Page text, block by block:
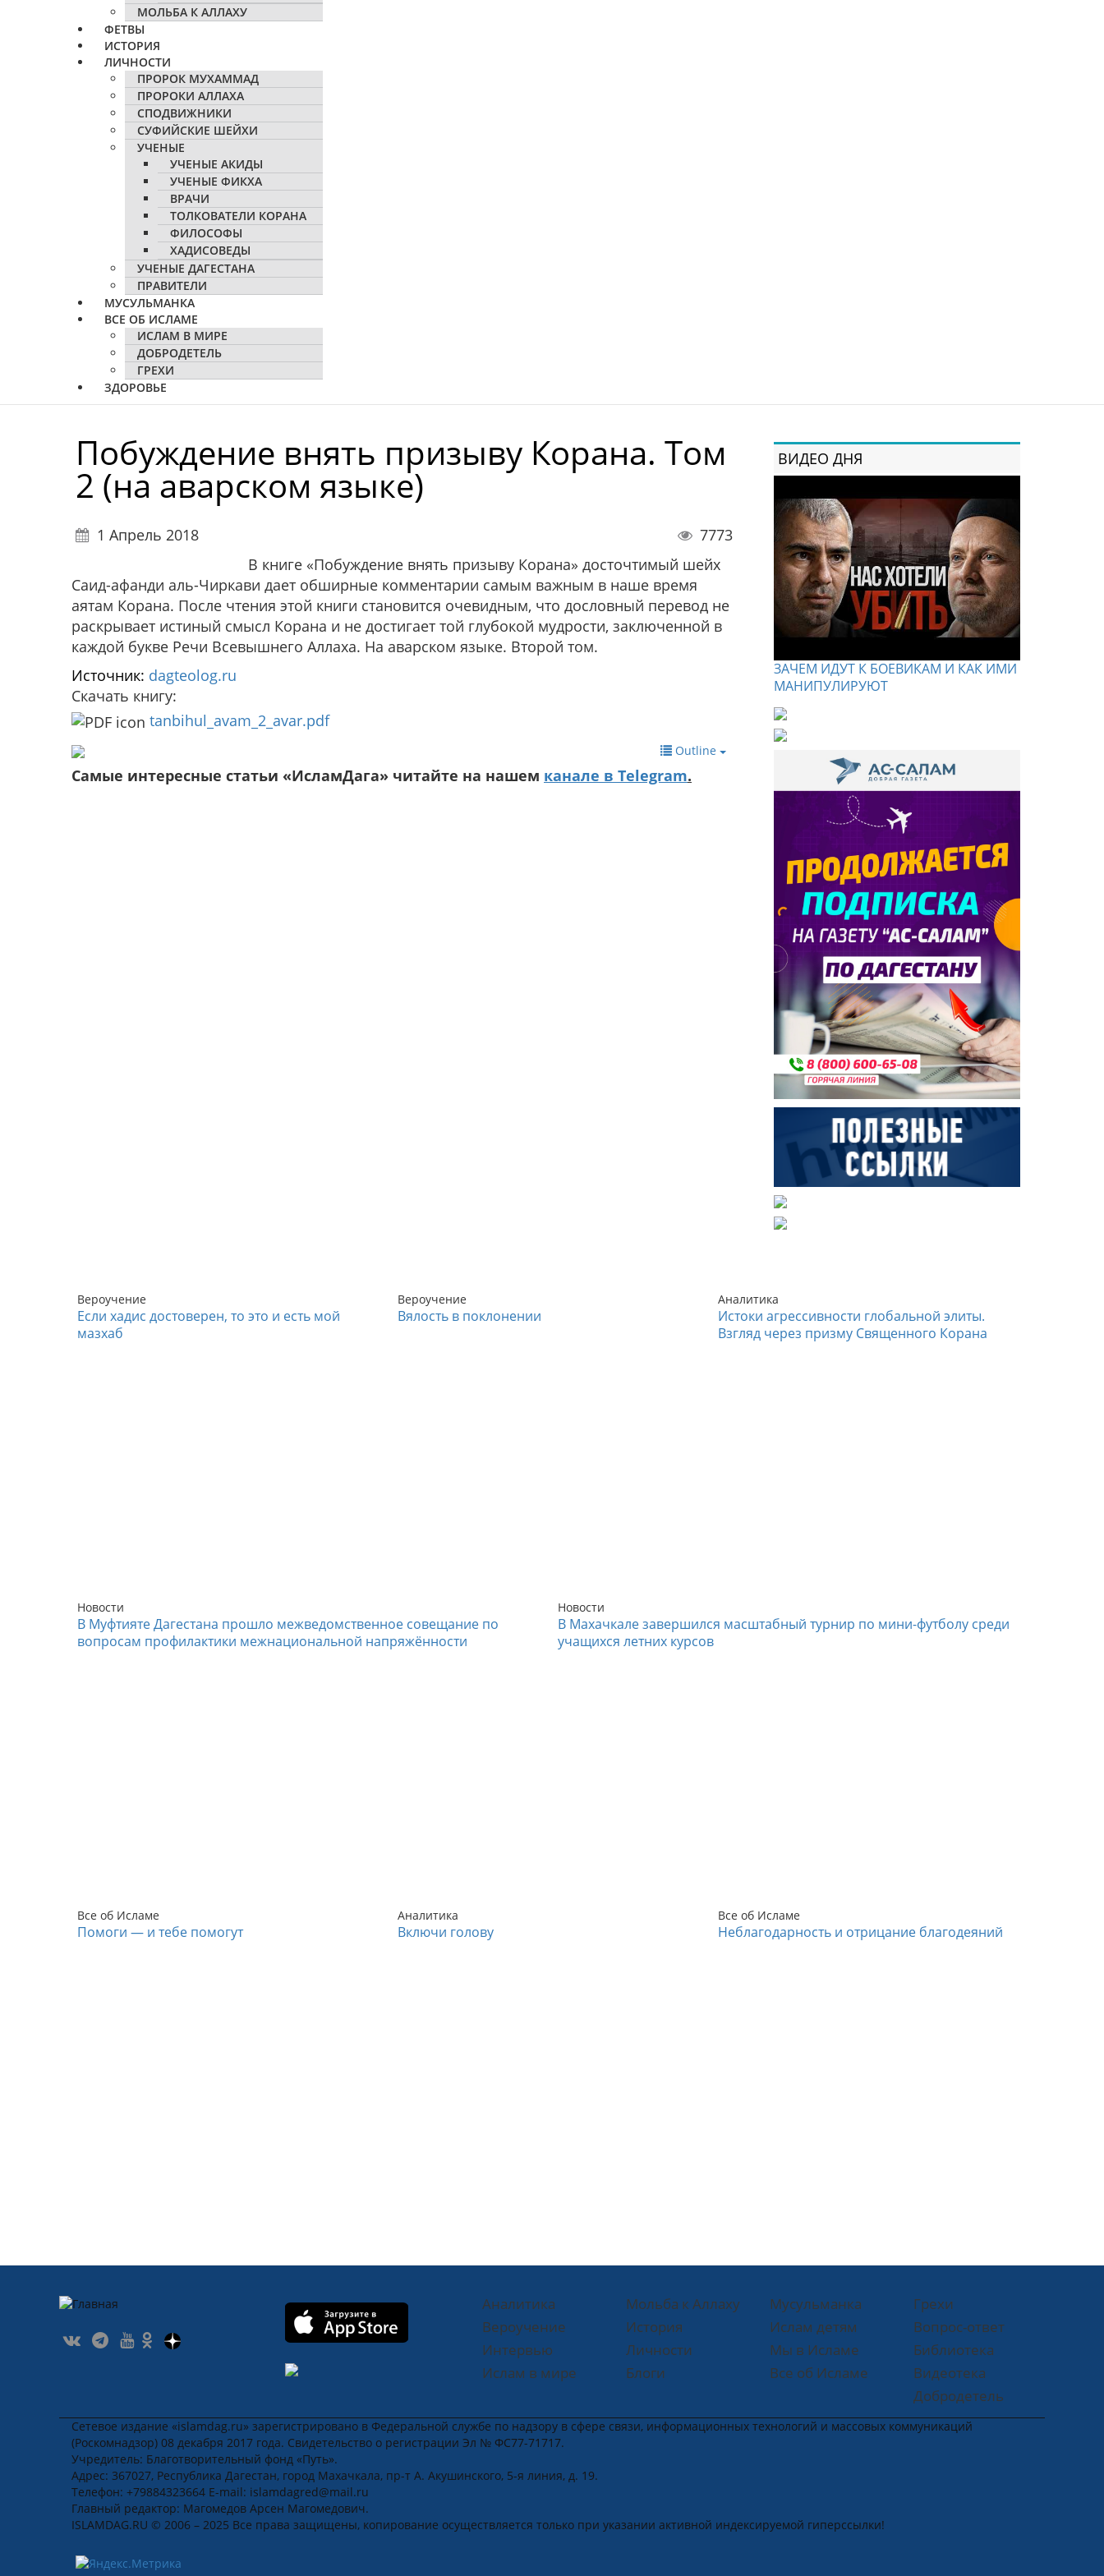
МОЛЬБА К АЛЛАХУ
ФЕТВЫ
ИСТОРИЯ
ЛИЧНОСТИ
ПРОРОК МУХАММАД
ПРОРОКИ АЛЛАХА
СПОДВИЖНИКИ
СУФИЙСКИЕ ШЕЙХИ
УЧЕНЫЕ
УЧЕНЫЕ АКИДЫ
УЧЕНЫЕ ФИКХА
ВРАЧИ
ТОЛКОВАТЕЛИ КОРАНА
ФИЛОСОФЫ
ХАДИСОВЕДЫ
УЧЕНЫЕ ДАГЕСТАНА
ПРАВИТЕЛИ
МУСУЛЬМАНКА
ВСЕ ОБ ИСЛАМЕ
ИСЛАМ В МИРЕ
ДОБРОДЕТЕЛЬ
ГРЕХИ
ЗДОРОВЬЕ
Побуждение внять призыву Корана. Том
2 (на аварском языке)
1 Апрель 2018
7773
В книге «Побуждение внять призыву Корана» досточтимый шейх
Саид-афанди аль-Чиркави дает обширные комментарии самым важным в наше время
аятам Корана. После чтения этой книги становится очевидным, что дословный перевод не
раскрывает истиный смысл Корана и не достигает той глубокой мудрости, заключенной в
каждой букве Речи Всевышнего Аллаха. На аварском языке. Второй том.
Источник: dagteolog.ru
Скачать книгу:
tanbihul_avam_2_avar.pdf
Outline
Самые интересные статьи «ИсламДага» читайте на нашем канале в Telegram.
ВИДЕО ДНЯ
ЗАЧЕМ ИДУТ К БОЕВИКАМ И КАК ИМИ
МАНИПУЛИРУЮТ
Вероучение
Если хадис достоверен, то это и есть мой
мазхаб
Вероучение
Вялость в поклонении
Аналитика
Истоки агрессивности глобальной элиты.
Взгляд через призму Священного Корана
Новости
В Муфтияте Дагестана прошло межведомственное совещание по
вопросам профилактики межнациональной напряжённости
Новости
В Махачкале завершился масштабный турнир по мини-футболу среди
учащихся летних курсов
Все об Исламе
Помоги — и тебе помогут
Аналитика
Включи голову
Все об Исламе
Неблагодарность и отрицание благодеяний
Аналитика
Вероучение
Интервью
Ислам в мире
Мольба к Аллаху
История
Личности
Блоги
Мусульманка
Ислам детям
Мы в Исламе
Все об Исламе
Грехи
Вопрос-ответ
Библиотека
Видеотека
Добродетель
Сетевое издание «islamdag.ru» зарегистрировано в Федеральной службе по надзору в сфере связи, информационных технологий и массовых коммуникаций
(Роскомнадзор) 08 декабря 2017 года. Свидетельство о регистрации Эл № ФС77-71717.
Учредитель: Благотворительный фонд «Путь».
Адрес: 367027, Республика Дагестан, город Махачкала, пр-т А. Акушинского, 5-я линия, д. 19.
Телефон: +79884323664 E-mail: islamdagred@mail.ru
Главный редактор: Магомедов Арсен Магомедович.
ISLAMDAG.RU © 2006 – 2025 Все права защищены, копирование осуществляется только при указании активной индексируемой гиперссылки!